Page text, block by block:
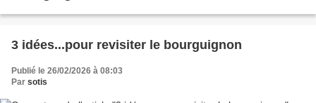
3 idées...pour revisiter le bourguignon
Publié le 26/02/2026 à 08:03
Par sotis